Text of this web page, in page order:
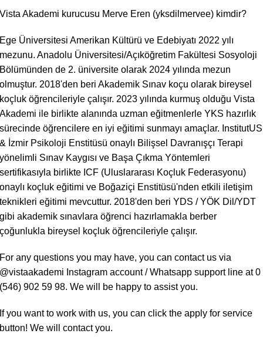
Vista Akademi kurucusu Merve Eren (yksdilmervee) kimdir?
Ege Üniversitesi Amerikan Kültürü ve Edebiyatı 2022 yılı
mezunu. Anadolu Üniversitesi/Açıköğretim Fakültesi Sosyoloji
Bölümünden de 2. üniversite olarak 2024 yılında mezun
olmuştur. 2018'den beri Akademik Sınav koçu olarak bireysel
koçluk öğrencileriyle çalışır. 2023 yılında kurmuş olduğu Vista
Akademi ile birlikte alanında uzman eğitmenlerle YKS hazırlık
sürecinde öğrencilere en iyi eğitimi sunmayı amaçlar. InstitutUS
& İzmir Psikoloji Enstitüsü onaylı Bilişsel Davranışçı Terapi
yönelimli Sınav Kaygısı ve Başa Çıkma Yöntemleri
sertifikasıyla birlikte ICF (Uluslararası Koçluk Federasyonu)
onaylı koçluk eğitimi ve Boğaziçi Enstitüsü'nden etkili iletişim
teknikleri eğitimi mevcuttur. 2018'den beri YDS / YÖK Dil/YDT
gibi akademik sınavlara öğrenci hazırlamakla berber
çoğunlukla bireysel koçluk öğrencileriyle çalışır.
For any questions you may have, you can contact us via
@vistaakademi Instagram account / Whatsapp support line at 0
(546) 902 59 98. We will be happy to assist you.
If you want to work with us, you can click the apply for service
button! We will contact you.